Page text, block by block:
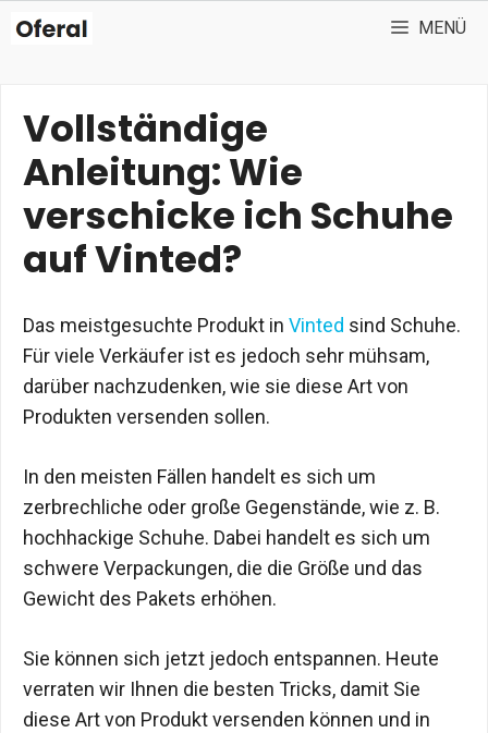
Zum
Inhalt
MENÜ
Vollständige
Anleitung: Wie
verschicke ich Schuhe
auf Vinted?
Das meistgesuchte Produkt in Vinted sind Schuhe.
Für viele Verkäufer ist es jedoch sehr mühsam,
darüber nachzudenken, wie sie diese Art von
Produkten versenden sollen.
In den meisten Fällen handelt es sich um
zerbrechliche oder große Gegenstände, wie z. B.
hochhackige Schuhe. Dabei handelt es sich um
schwere Verpackungen, die die Größe und das
Gewicht des Pakets erhöhen.
Sie können sich jetzt jedoch entspannen. Heute
verraten wir Ihnen die besten Tricks, damit Sie
diese Art von Produkt versenden können und in